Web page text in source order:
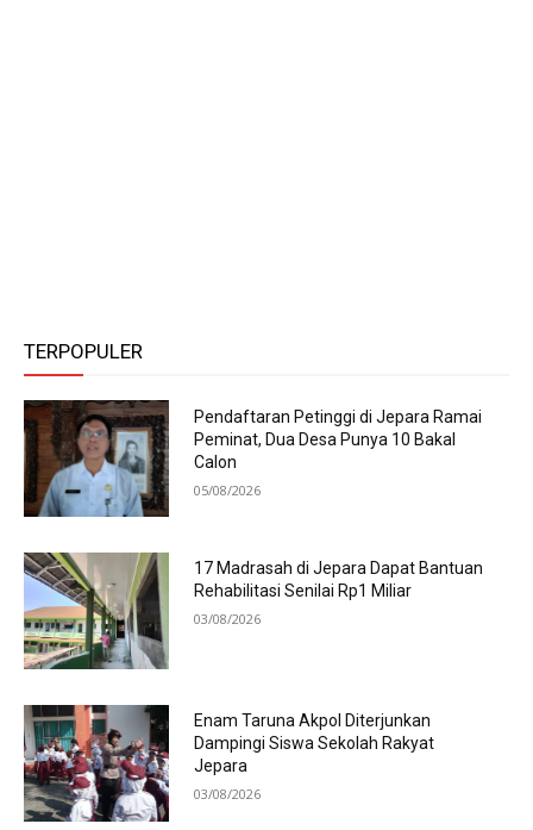
TERPOPULER
Pendaftaran Petinggi di Jepara Ramai
Peminat, Dua Desa Punya 10 Bakal
Calon
05/08/2026
17 Madrasah di Jepara Dapat Bantuan
Rehabilitasi Senilai Rp1 Miliar
03/08/2026
Enam Taruna Akpol Diterjunkan
Dampingi Siswa Sekolah Rakyat
Jepara
03/08/2026